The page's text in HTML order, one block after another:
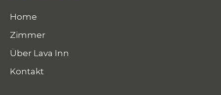
Home
Zimmer
Über Lava Inn
Kontakt